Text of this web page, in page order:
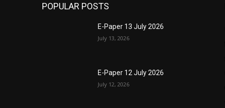
POPULAR POSTS
E-Paper 13 July 2026
July 13, 2026
E-Paper 12 July 2026
July 12, 2026